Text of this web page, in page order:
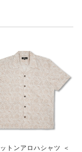
トンアロハシャツ ＜